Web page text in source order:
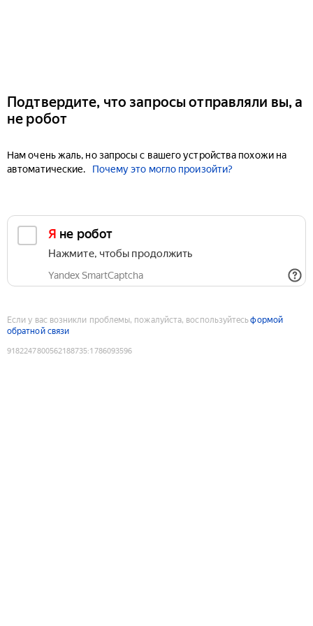
Подтвердите, что запросы отправляли вы, а
не робот
Нам очень жаль, но запросы с вашего устройства похожи на
автоматические.
Почему это могло произойти?
Я не робот
Нажмите, чтобы продолжить
Yandex SmartCaptcha
Если у вас возникли проблемы, пожалуйста, воспользуйтесьформой
обратной связи
9182247800562188735:1786093596